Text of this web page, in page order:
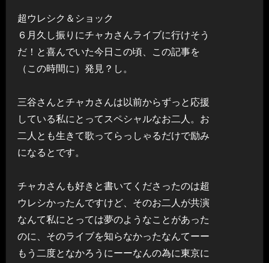
超ウレシク＆ショック
６月久し振りにチャカさんライブに行けそう
だ！と喜んでいた今日この頃、この記事を
（この時間に）発見？し。
三谷さんとチャカさんは以前からずっと応援
している私にとってスペシャルなお二人。お
二人とも生きて歌ってらっしゃるだけで励み
になるとです。
チャカさんも好きと書いてくださったのは超
ウレシかったんですけど、そのお二人が共演
なんて私にとっては夢のようなことがあった
のに、そのライブを知らなかったなんてーー
もう二度となかろうにーーなんの為に東京に